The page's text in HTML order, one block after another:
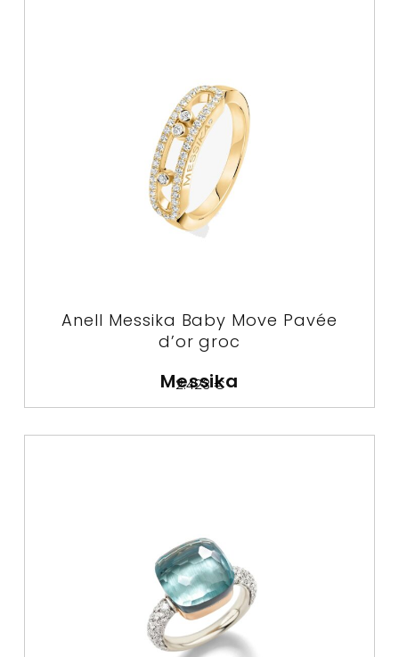
Anell Messika Baby Move Pavée
d’or groc
Messika
2.423€